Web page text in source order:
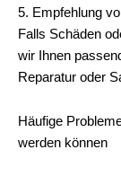
5. Empfehlung
Falls Schäden
wir Ihnen
Reparatur oder
Häufige
werden können